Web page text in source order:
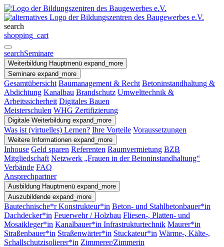
search
shopping_cart
searchSeminare
Weiterbildung Hauptmenü expand_more
Seminare expand_more
Gesamtübersicht Baumanagement & Recht Betoninstandhaltung &
Abdichtung Kanalbau Brandschutz Umwelttechnik &
Arbeitssicherheit Digitales Bauen
Meisterschulen WHG Zertifizierung
Digitale Weiterbildung expand_more
Was ist (virtuelles) Lernen? Ihre Vorteile Voraussetzungen
Weitere Informationen expand_more
Inhouse Geld sparen Referenten Raumvermietung BZB
Mitgliedschaft Netzwerk „Frauen in der Betoninstandhaltung“
Verbände FAQ
Ansprechpartner
Ausbildung Hauptmenü expand_more
Auszubildende expand_more
Bautechnische*r Konstrukteur*in Beton- und Stahlbetonbauer*in
Dachdecker*in Feuerwehr / Holzbau Fliesen-, Platten- und
Mosaikleger*in Kanalbauer*in Infrastrukturtechnik Maurer*in
Straßenbauer*in Straßenwärter*in Stuckateur*in Wärme-, Kälte-,
Schallschutzisolierer*in Zimmerer/Zimmerin